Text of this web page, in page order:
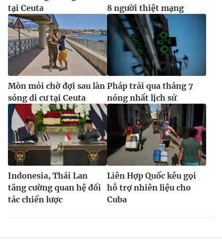
tại Ceuta
8 người thiệt mạng
Mòn mỏi chờ đợi sau làn
sóng di cư tại Ceuta
Pháp trải qua tháng 7
nóng nhất lịch sử
Indonesia, Thái Lan
tăng cường quan hệ đối
tác chiến lược
Liên Hợp Quốc kêu gọi
hỗ trợ nhiên liệu cho
Cuba